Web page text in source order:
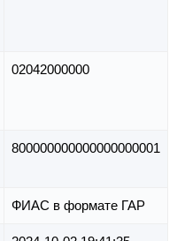
02042000000
800000000000000000001
ФИАС в формате ГАР